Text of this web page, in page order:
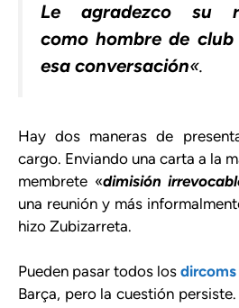
Le agradezco su
como hombre de
esa conversación«.
Hay dos maneras de
cargo. Enviando una carta a la
membrete «dimisión
una reunión y más
hizo Zubizarreta.
Pueden pasar todos losdircoms
Barça, pero la cuestión